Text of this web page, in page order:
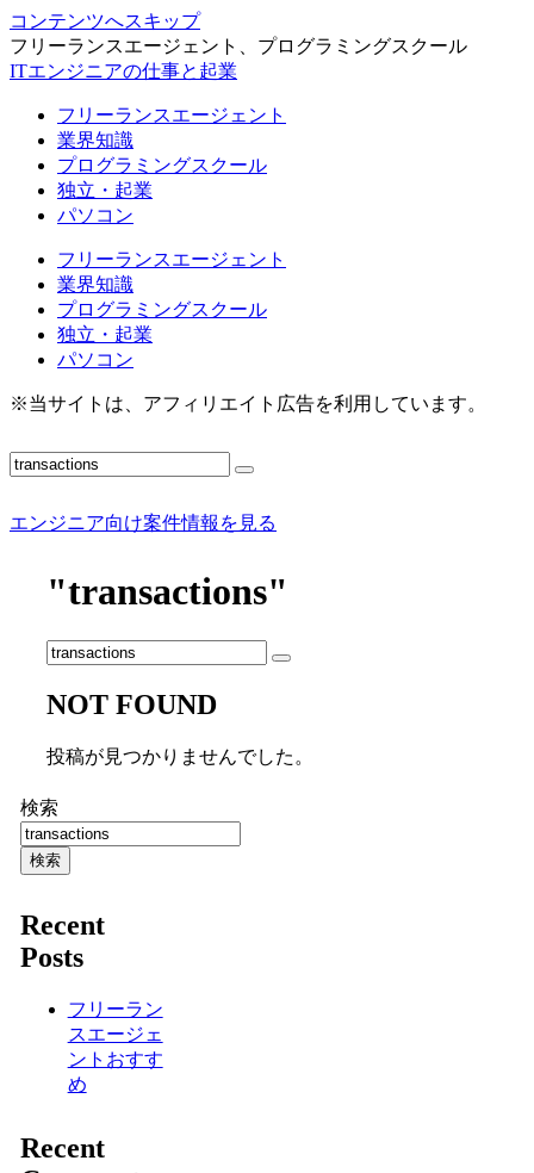
コンテンツへスキップ
フリーランスエージェント、プログラミングスクール
ITエンジニアの仕事と起業
フリーランスエージェント
業界知識
プログラミングスクール
独立・起業
パソコン
フリーランスエージェント
業界知識
プログラミングスクール
独立・起業
パソコン
※当サイトは、アフィリエイト広告を利用しています。
エンジニア向け案件情報を見る
"transactions"
NOT FOUND
投稿が見つかりませんでした。
検索
検索
Recent
Posts
フリーラン
スエージェ
ントおすす
め
Recent